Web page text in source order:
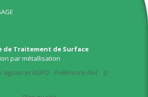
de Traitement de Surface
par métallisation
et RGPD Préférence-Net ©